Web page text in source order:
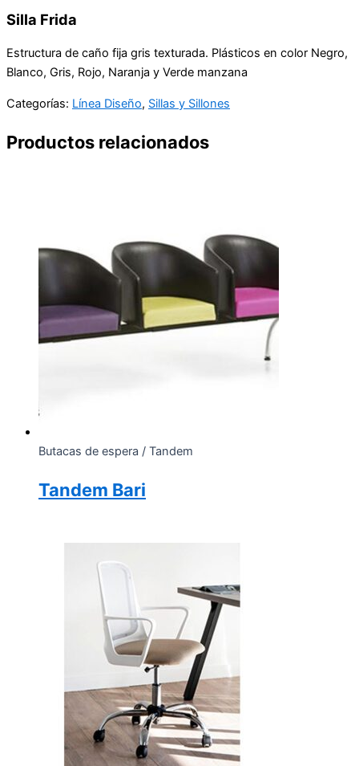
Silla Frida
Estructura de caño fija gris texturada. Plásticos en color Negro,
Blanco, Gris, Rojo, Naranja y Verde manzana
Categorías: Línea Diseño, Sillas y Sillones
Productos relacionados
Butacas de espera / Tandem
Tandem Bari